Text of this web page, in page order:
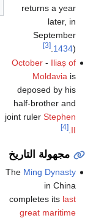
returns a year
later, in
September
1434).
[3]
October- Iliaș of
Moldaviais
deposed by his
half-brother and
joint ruler Stephen
II
.
[4]
مجهولة التاريخ
The Ming Dynasty
in China
completes its last
great maritime